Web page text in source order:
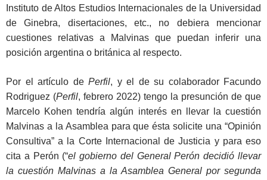
Instituto de Altos Estudios Internacionales de la Universidad
de Ginebra, disertaciones, etc., no debiera mencionar
cuestiones relativas a Malvinas que puedan inferir una
posición argentina o británica al respecto.
Por el artículo de Perfil, y el de su colaborador Facundo
Rodriguez (Perfil, febrero 2022) tengo la presunción de que
Marcelo Kohen tendría algún interés en llevar la cuestión
Malvinas a la Asamblea para que ésta solicite una “Opinión
Consultiva” a la Corte Internacional de Justicia y para eso
cita a Perón (“el gobierno del General Perón decidió llevar
la cuestión Malvinas a la Asamblea General por segunda